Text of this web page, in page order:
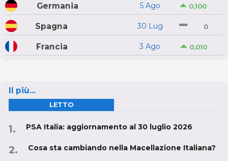
Germania 5 Ago 0,100
Spagna 30 Lug 0
Francia 3 Ago 0,010
Il più...
LETTO
PSA Italia: aggiornamento al 30 luglio 2026
Cosa sta cambiando nella Macellazione Italiana?